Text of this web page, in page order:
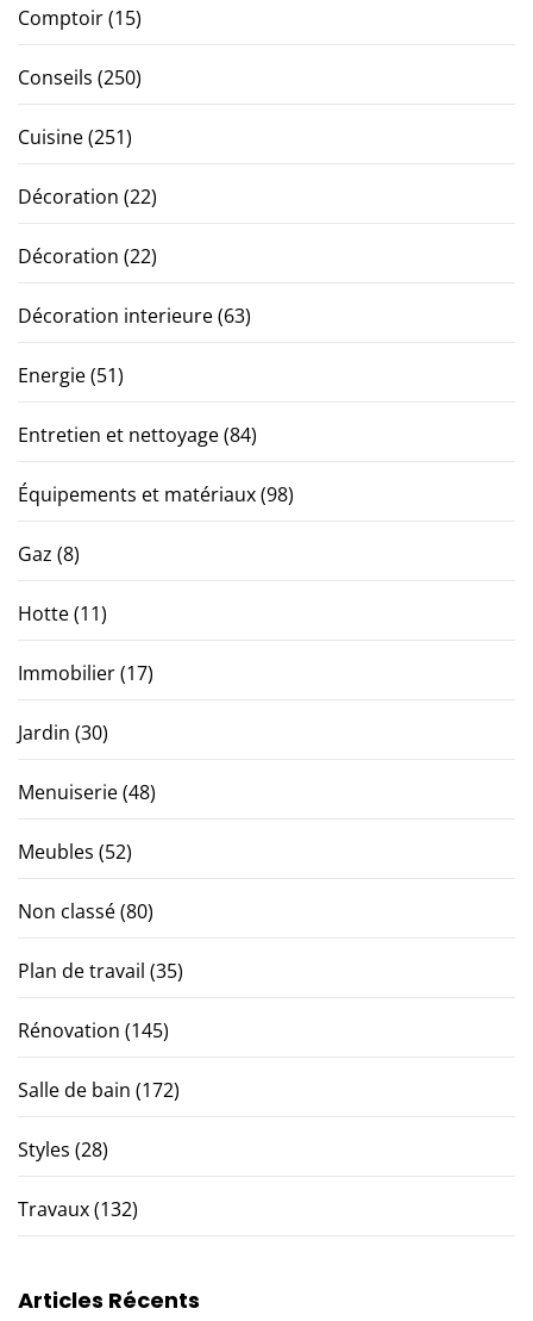
Comptoir(15)
Conseils (250)
Cuisine(251)
Décoration (22)
Décoration (22)
Décoration interieure(63)
Energie(51)
Entretien et nettoyage(84)
Équipements et matériaux(98)
Gaz (8)
Hotte(11)
Immobilier(17)
Jardin (30)
Menuiserie(48)
Meubles (52)
Non classé(80)
Plan de travail (35)
Rénovation (145)
Salle de bain (172)
Styles (28)
Travaux(132)
Articles Récents